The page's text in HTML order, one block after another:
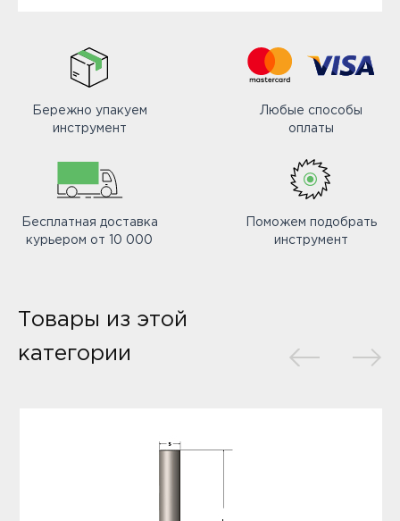
Бережно упакуем
инструмент
Любые способы
оплаты
Бесплатная доставка
курьером от 10 000
Поможем подобрать
инструмент
Товары из этой
категории